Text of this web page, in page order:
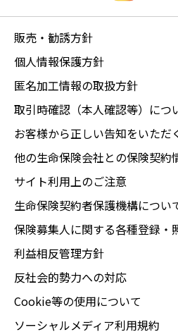
販売・勧誘方針
個人情報保護方針
匿名加工情報の取扱方針
取引時確認（本人確認等）につ
お客様から正しい告知をいただ
他の生命保険会社との保険契約
サイト利用上のご注意
生命保険契約者保護機構につい
保険募集人に関する各種登録・
利益相反管理方針
反社会的勢力への対応
Cookie等の使用について
ソーシャルメディア利用規約